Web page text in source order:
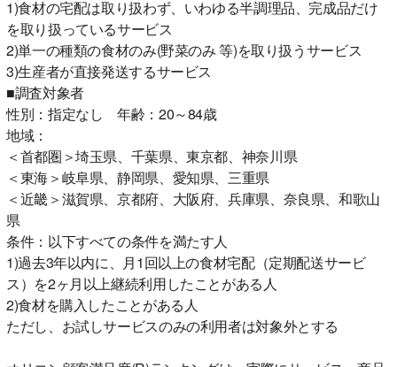
1)食材の宅配は取り扱わず、いわゆる半調理品、完成品だけ
を取り扱っているサービス
2)単一の種類の食材のみ(野菜のみ 等)を取り扱うサービス
3)生産者が直接発送するサービス
■調査対象者
性別：指定なし 年齢：20～84歳
地域：
＜首都圏＞埼玉県、千葉県、東京都、神奈川県
＜東海＞岐阜県、静岡県、愛知県、三重県
＜近畿＞滋賀県、京都府、大阪府、兵庫県、奈良県、和歌山
県
条件：以下すべての条件を満たす人
1)過去3年以内に、月1回以上の食材宅配（定期配送サービ
ス）を2ヶ月以上継続利用したことがある人
2)食材を購入したことがある人
ただし、お試しサービスのみの利用者は対象外とする